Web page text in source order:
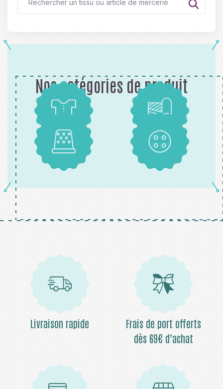
Nos catégories de produit
Patrons Tissus
Mercerie Boutons
Livraison rapide
Frais de port offerts
dès 69€ d’achat